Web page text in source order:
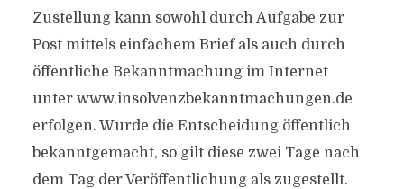
Zustellung kann sowohl durch Aufgabe zur
Post mittels einfachem Brief als auch durch
öffentliche Bekanntmachung im Internet
unter www.insolvenzbekanntmachungen.de
erfolgen. Wurde die Entscheidung öffentlich
bekanntgemacht, so gilt diese zwei Tage nach
dem Tag der Veröffentlichung als zugestellt.